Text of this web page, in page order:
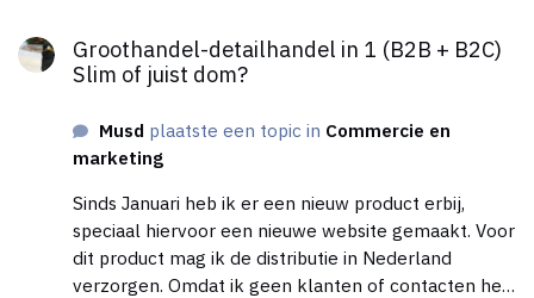
accountmanager komt mij ook bekend voor. Ik
verzend meer dan 1000 pakketten per jaar en zou
mailings, maar ik heb nog nooit iemand gezien of
gehoord. Voor mij is Post.nl wel het enige bedrijf die
veel volume met weing gewicht goedkoop kan
verzenden.
Groothandel-detailhandel in 1 (B2B + B2C)
Slim of juist dom?
Musd plaatste een topic in Commercie en
marketing
Sinds Januari heb ik er een nieuw product erbij,
speciaal hiervoor een nieuwe website gemaakt. Voor
dit product mag ik de distributie in Nederland
verzorgen. Omdat ik geen klanten of contacten heb